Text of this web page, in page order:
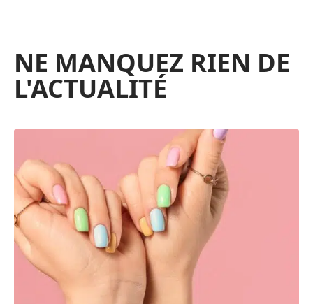
NE MANQUEZ RIEN DE
L'ACTUALITÉ